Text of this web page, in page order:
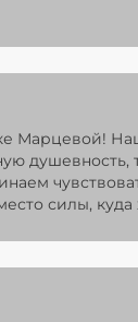
Марцевой!
силы, куда